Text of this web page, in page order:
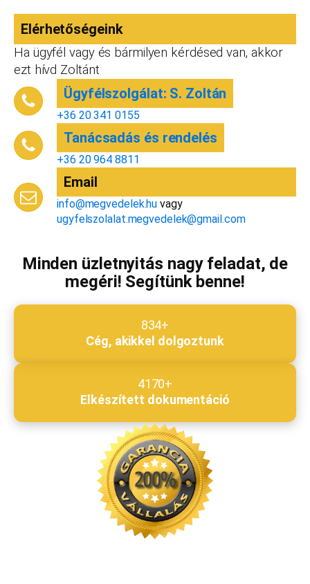
vállalkozást, ezt az összeget le tudjuk vonni a
dokumentációk, engedélyek árából így végül
is, ha nyitsz valamit, a konzultáció díjmentes.
Telefonszám
Email cím*
Megjegyzés*
Beküldés
Elérhetőségeink
Ha ügyfél vagy és bármilyen kérdésed van, akkor
ezt hívd Zoltánt
Ügyfélszolgálat: S. Zoltán
+36 20 341 0155
Tanácsadás és rendelés
+36 20 964 8811
Email
info@megvedelek.hu vagy
ugyfelszolalat.megvedelek@gmail.com
Minden üzletnyitás nagy feladat, de
megéri! Segítünk benne!
834+
Cég, akikkel dolgoztunk
4170+
Elkészített dokumentáció